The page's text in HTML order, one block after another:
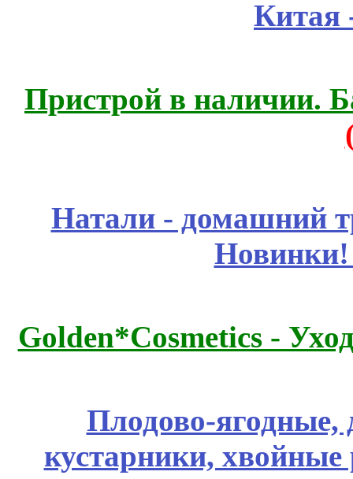
Китая
Пристрой в наличии.
Натали - домашний
Golden*Cosmetics -
Плодово-ягодные,
кустарники,